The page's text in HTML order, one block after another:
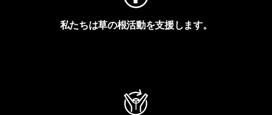
私たちは草の根活動を支援します。